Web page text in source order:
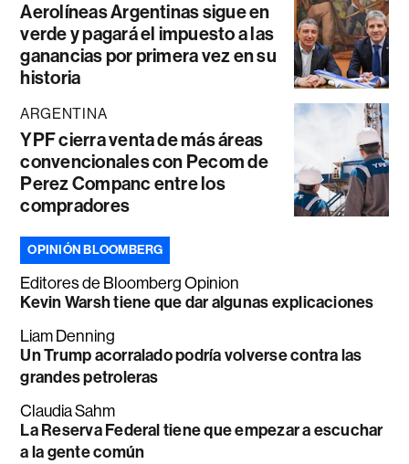
Aerolíneas Argentinas sigue en
verde y pagará el impuesto a las
ganancias por primera vez en su
historia
ARGENTINA
YPF cierra venta de más áreas
convencionales con Pecom de
Perez Companc entre los
compradores
OPINIÓN BLOOMBERG
Editores de Bloomberg Opinion
Kevin Warsh tiene que dar algunas explicaciones
Liam Denning
Un Trump acorralado podría volverse contra las
grandes petroleras
Claudia Sahm
La Reserva Federal tiene que empezar a escuchar
a la gente común